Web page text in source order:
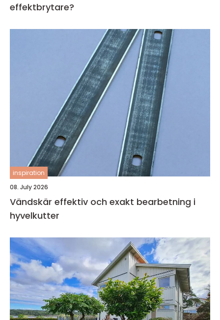
effektbrytare?
inspiration
08. July 2026
Vändskär effektiv och exakt bearbetning i
hyvelkutter